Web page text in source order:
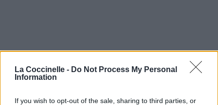
La Coccinelle - Do Not Process My Personal
Information
If you wish to opt-out of the sale, sharing to third parties, or